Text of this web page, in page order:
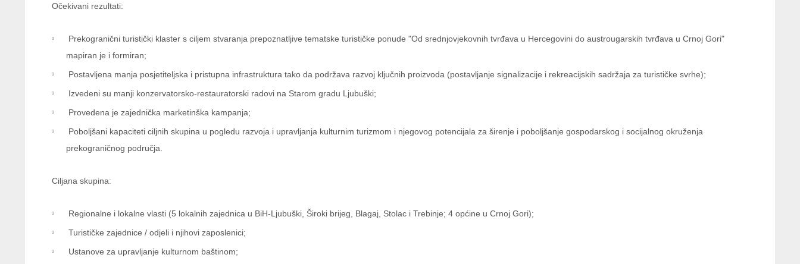
Očekivani rezultati:
Prekogranični turistički klaster s ciljem stvaranja prepoznatljive tematske turističke ponude "Od srednjovjekovnih tvrđava u Hercegovini do austrougarskih tvrđava u Crnoj Gori"
mapiran je i formiran;
Postavljena manja posjetiteljska i pristupna infrastruktura tako da podržava razvoj ključnih proizvoda (postavljanje signalizacije i rekreacijskih sadržaja za turističke svrhe);
Izvedeni su manji konzervatorsko-restauratorski radovi na Starom gradu Ljubuški;
Provedena je zajednička marketinška kampanja;
Poboljšani kapaciteti ciljnih skupina u pogledu razvoja i upravljanja kulturnim turizmom i njegovog potencijala za širenje i poboljšanje gospodarskog i socijalnog okruženja
prekograničnog područja.
Ciljana skupina:
Regionalne i lokalne vlasti (5 lokalnih zajednica u BiH-Ljubuški, Široki brijeg, Blagaj, Stolac i Trebinje; 4 općine u Crnoj Gori);
Turističke zajednice / odjeli i njihovi zaposlenici;
Ustanove za upravljanje kulturnom baštinom;